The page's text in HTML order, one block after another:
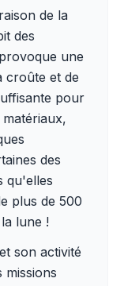
de la
des
une
croûte et de
pour
des
qu'elles
plus de 500
lune !
son activité